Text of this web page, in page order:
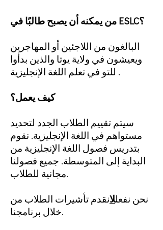
من يمكنه أن يصبح طالبًا في ESLC؟
البالغون من اللاجئين أو المهاجرين
ويعيشون في ولاية يوتا والذين بدأوا
للتو في تعلم اللغة الإنجليزية .
كيف يعمل؟
سيتم تقييم الطلاب الجدد لتحديد
مستواهم في اللغة الإنجليزية. نقوم
بتدريس فصول اللغة الإنجليزية من
البداية إلى المتوسطة. جميع فصولنا
مجانية للطلاب.
نحن نفعللانقدم تأشيرات الطلاب من
خلال برنامجنا.